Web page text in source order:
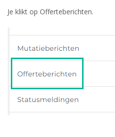
Je klikt op Offerteberichten.